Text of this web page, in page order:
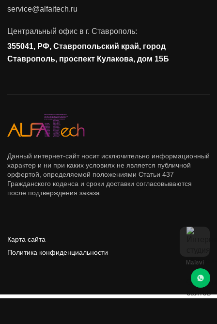
Антивирусная защита
Управление доступом
Сетевая безопасность
service@alfaitech.ru
Центральный офис в г. Ставрополь:
355041, РФ, Ставропольский край, город
Ставрополь, проспект Кулакова, дом 15Б
Данный интернет-сайт носит исключительно информационный
характер и ни при каких условиях не является публичной
орфертой, определяемой положениями Статьи 437
Гражданского коденса и сроки доставки согласовываются
после подтверждения заказа
Карта сайта
Политика конфиденциальности
Malevi